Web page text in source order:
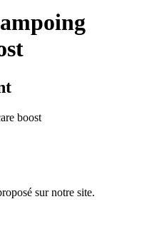
boost
sur notre site.